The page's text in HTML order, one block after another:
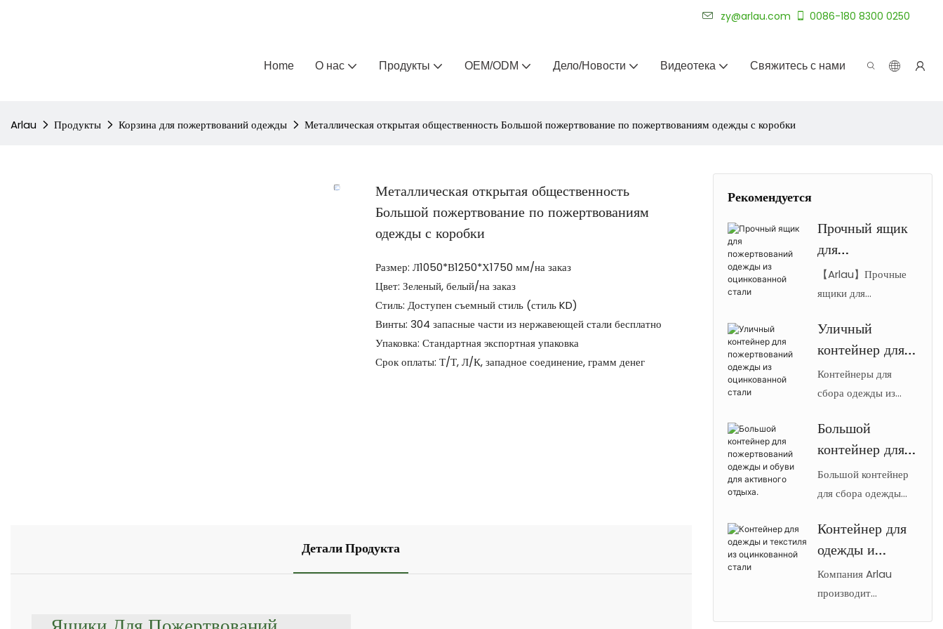
zy@arlau.com 0086-180 8300 0250
Home О нас Продукты OEM/ODM Дело/Новости Видеотека Свяжитесь с нами
Arlau Продукты Корзина для пожертвований одежды Металлическая открытая общественность Большой пожертвование по пожертвованиям одежды с коробки
Металлическая открытая общественность
Большой пожертвование по пожертвованиям
одежды с коробки
Размер: Л1050*В1250*Х1750 мм/на заказ
Цвет: Зеленый, белый/на заказ
Стиль: Доступен съемный стиль (стиль KD)
Винты: 304 запасные части из нержавеющей стали бесплатно
Упаковка: Стандартная экспортная упаковка
Срок оплаты: Т/Т, Л/К, западное соединение, грамм денег
Детали Продукта
Рекомендуется
Прочный ящик
для
пожертвований
одежды из
стали
【Arlau】Прочные
ящики для
одежды для
активного отдыха
изготовлены из
оцинкованной стали.
надежные
контейнеры для
общественных
местах для
благотворительной
переработки.
Уличный
контейнер для
пожертвований
одежды из
стали
Контейнеры для
сбора одежды из
【Arlau】 для
использования на
открытом воздухе
имеют
конструкцию и
антикоррозийное
Металлические
ящики для сбора
одежды на заказ для
Большой
контейнер для
пожертвований
одежды и обуви
отдыха.
Большой контейнер
для сбора одежды
отдыха 【Arlau】
изготовлен из
оцинкованной стали
конструкцию.
Контейнер для
одежды и
текстиля из
оцинкованной
Компания Arlau
производит